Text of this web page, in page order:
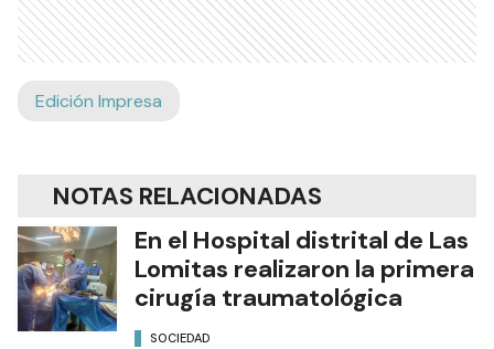
Edición Impresa
NOTAS RELACIONADAS
En el Hospital distrital de Las
Lomitas realizaron la primera
cirugía traumatológica
SOCIEDAD